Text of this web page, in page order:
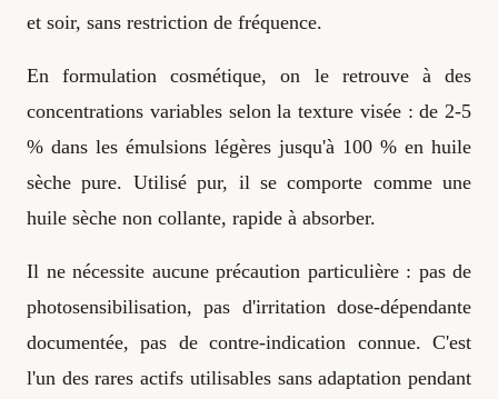
et soir, sans restriction de fréquence.
En formulation cosmétique, on le retrouve à des
concentrations variables selon la texture visée : de 2-5
% dans les émulsions légères jusqu'à 100 % en huile
sèche pure. Utilisé pur, il se comporte comme une
huile sèche non collante, rapide à absorber.
Il ne nécessite aucune précaution particulière : pas de
photosensibilisation, pas d'irritation dose-dépendante
documentée, pas de contre-indication connue. C'est
l'un des rares actifs utilisables sans adaptation pendant